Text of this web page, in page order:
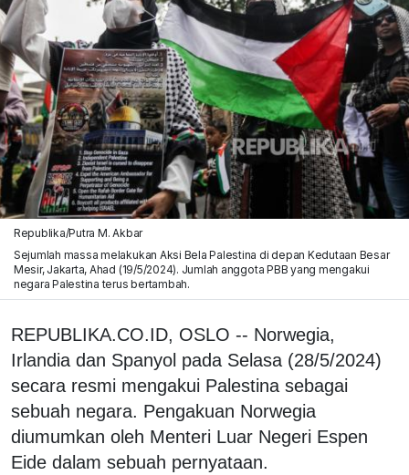
Republika/Putra M. Akbar
Sejumlah massa melakukan Aksi Bela Palestina di depan Kedutaan Besar
Mesir, Jakarta, Ahad (19/5/2024). Jumlah anggota PBB yang mengakui
negara Palestina terus bertambah.
REPUBLIKA.CO.ID, OSLO -- Norwegia,
Irlandia dan Spanyol pada Selasa (28/5/2024)
secara resmi mengakui Palestina sebagai
sebuah negara. Pengakuan Norwegia
diumumkan oleh Menteri Luar Negeri Espen
Eide dalam sebuah pernyataan.